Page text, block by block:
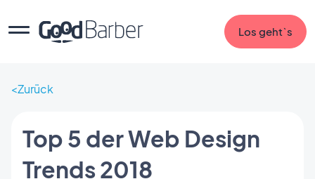
Los geht`s
Zurück
Top 5 der Web Design
Trends 2018